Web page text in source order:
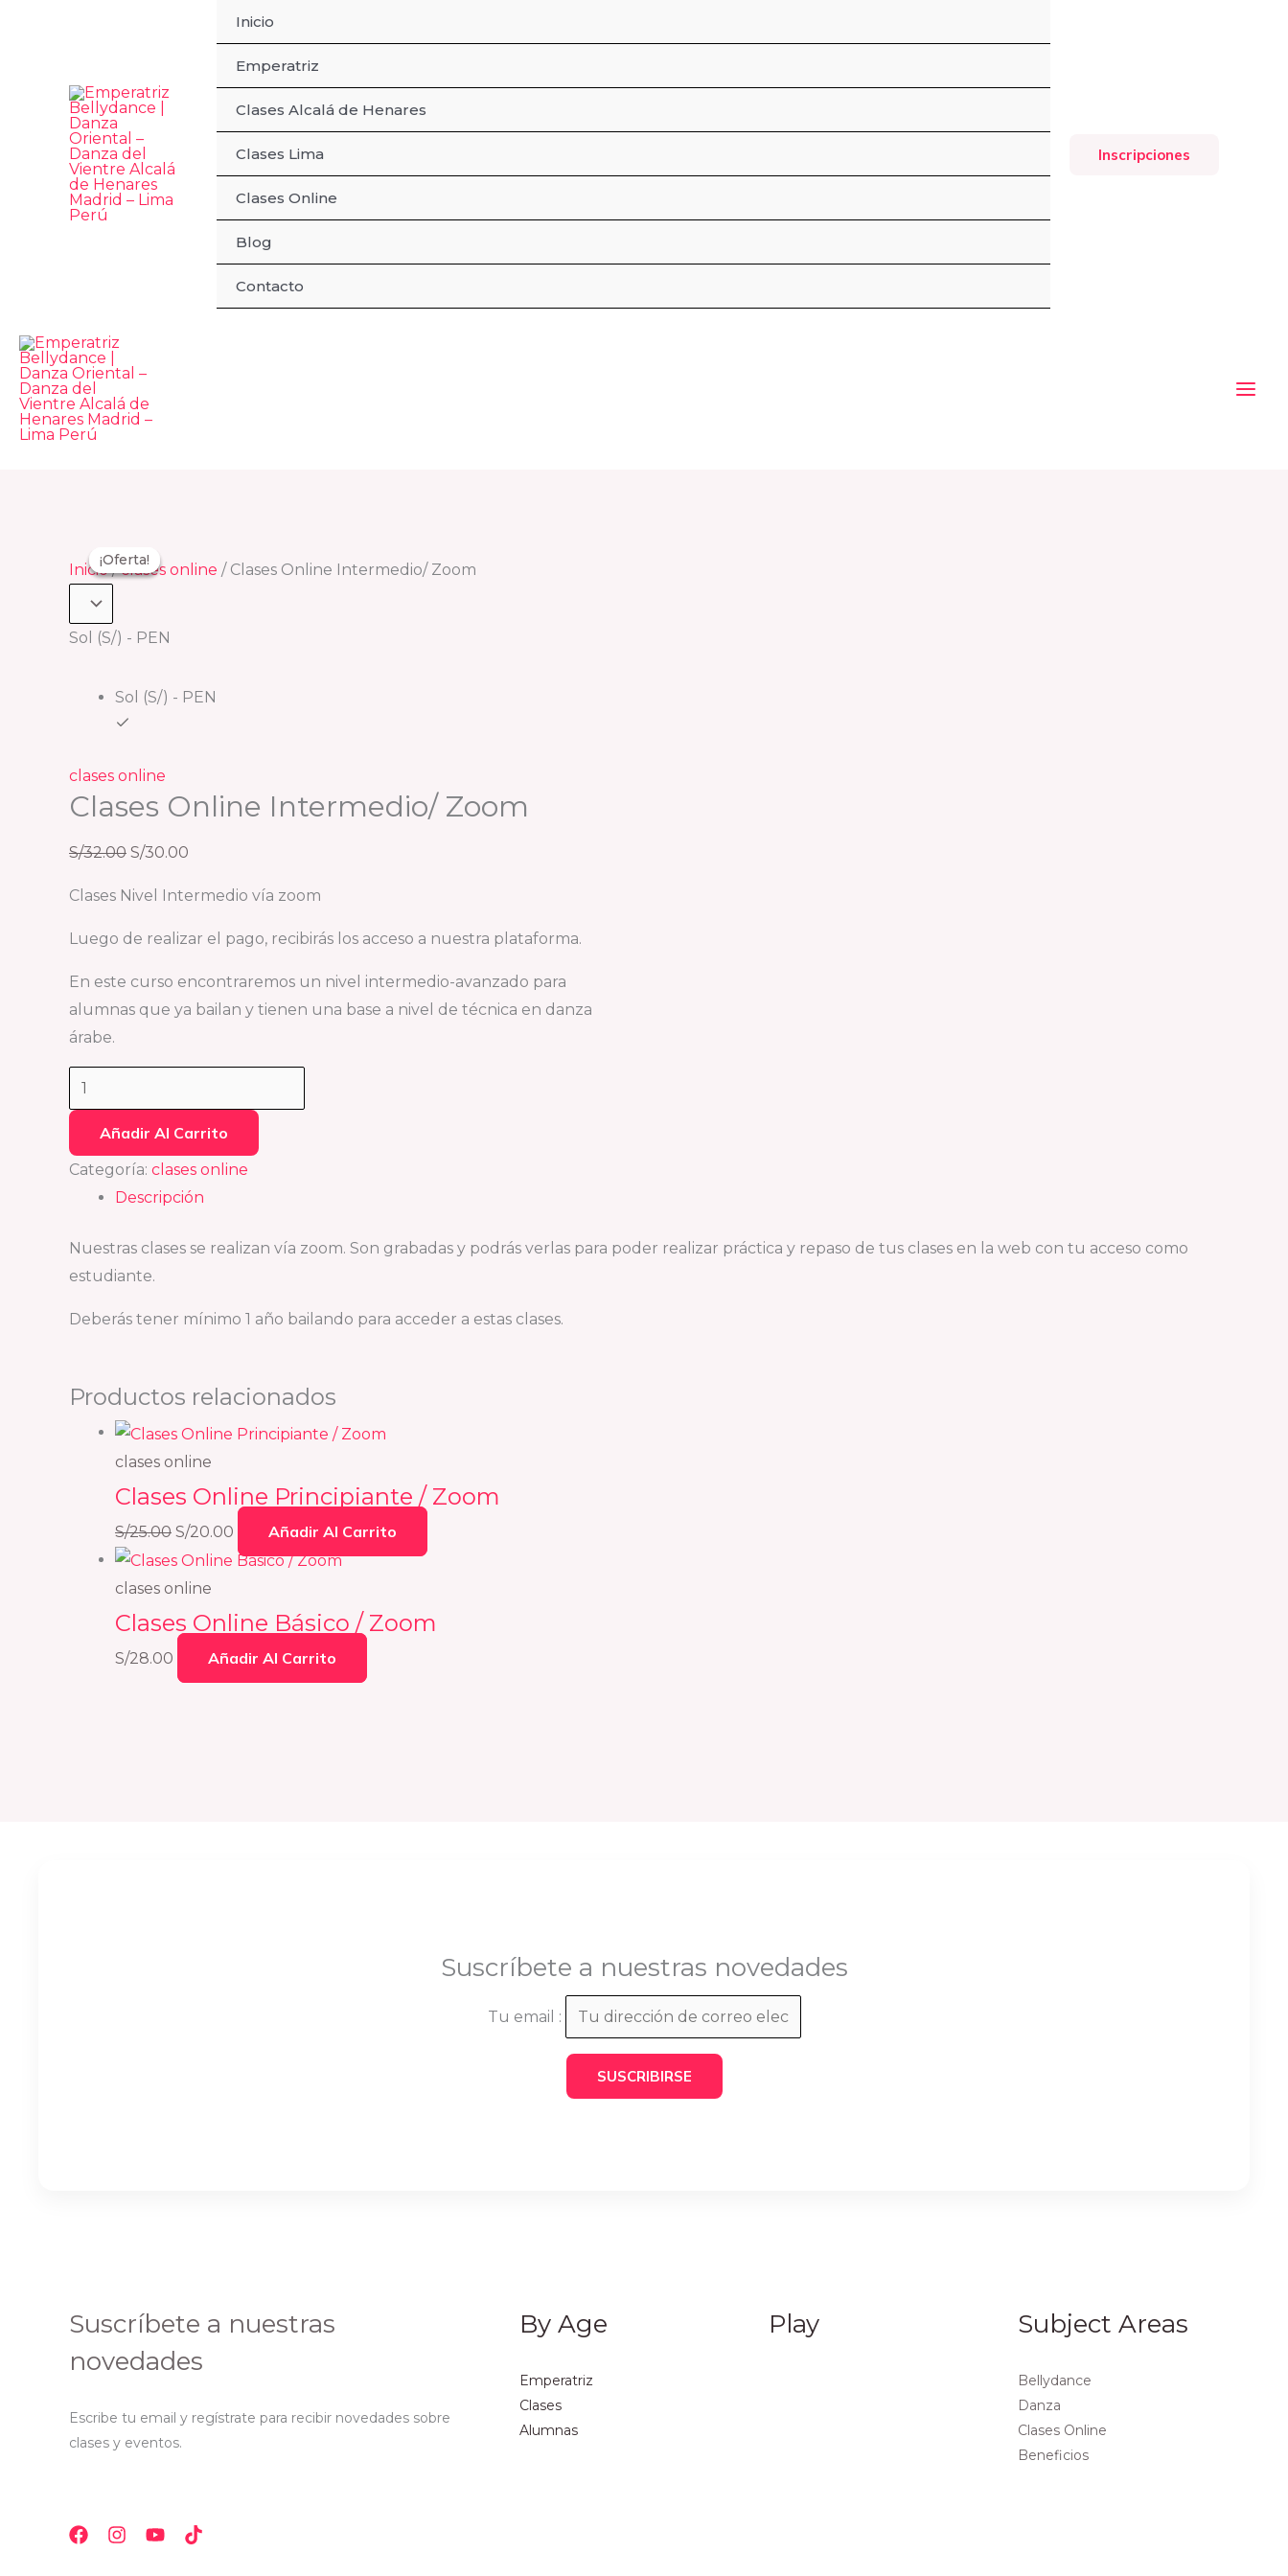
Inicio
Emperatriz
Clases Alcalá de Henares
Clases Lima
Clases Online
Blog
Contacto
Inscripciones
¡Oferta!
Inicio/clases online / Clases Online Intermedio/ Zoom
Sol (S/) - PEN
Sol (S/) - PEN
clases online
Clases Online Intermedio/ Zoom
S/32.00
precio
S/30.00
precio
Clases Nivel Intermedio vía zoom
Luego de realizar el pago, recibirás los acceso a nuestra plataforma.
En este curso encontraremos un nivel intermedio-avanzado para
alumnas que ya bailan y tienen una base a nivel de técnica en danza
árabe.
Online
Intermedio/
Zoom
cantidad
Añadir Al Carrito
Categoría: clases online
Descripción
Nuestras clases se realizan vía zoom. Son grabadas y podrás verlas para poder realizar práctica y repaso de tus clases en la web con tu acceso como
estudiante.
Deberás tener mínimo 1 año bailando para acceder a estas clases.
Productos relacionados
¡Oferta!
¡Oferta!
clases online
Clases Online Principiante / Zoom
S/25.00
precio
S/20.00
precio
Añadir Al Carrito
clases online
Clases Online Básico / Zoom
S/28.00 Añadir Al Carrito
Suscríbete a nuestras novedades
Tu email :
Suscríbete a nuestras
novedades
Escribe tu email y regístrate para recibir novedades sobre
clases y eventos.
By Age
Emperatriz
Clases
Alumnas
Play Subject Areas
Bellydance
Danza
Clases Online
Beneficios